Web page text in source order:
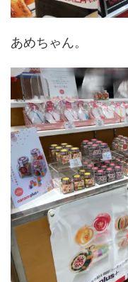
あめちゃん。